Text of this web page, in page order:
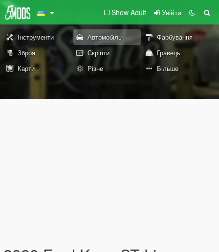
Show Adult Увійти
Інструменти Автомобіль
Фарбування
Зброя
Скріпти
Гравець
Карти
Різне Більше